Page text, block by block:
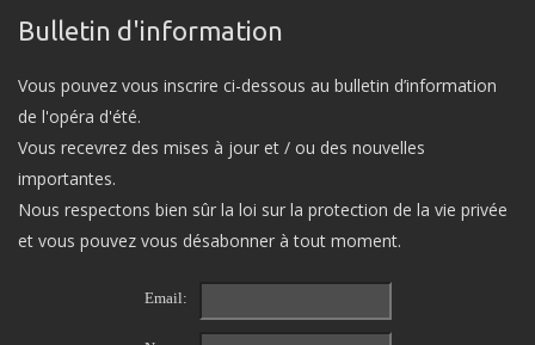
Bulletin d'information
Vous pouvez vous inscrire ci-dessous au bulletin d’information
de l'opéra d'été.
Vous recevrez des mises à jour et / ou des nouvelles
importantes.
Nous respectons bien sûr la loi sur la protection de la vie privée
et vous pouvez vous désabonner à tout moment.
Email: